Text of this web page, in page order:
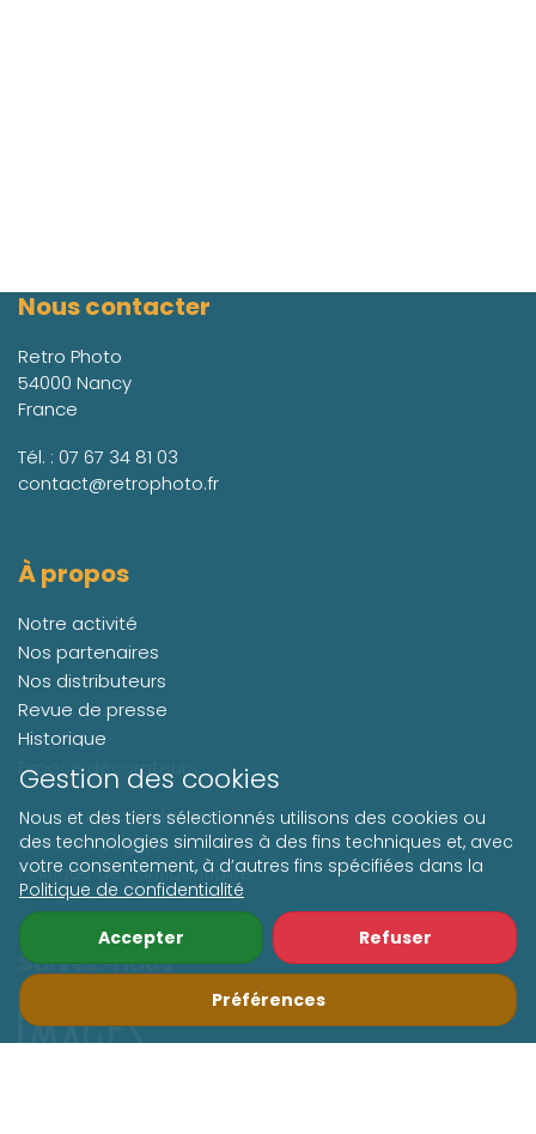
Gestion des cookies
Nous et des tiers sélectionnés utilisons des cookies ou
des technologies similaires à des fins techniques et, avec
votre consentement, à d’autres fins spécifiées dans la
Politique de confidentialité
Accepter
Refuser
Préférences
Nous contacter
Retro Photo
54000 Nancy
France
Tél. : 07 67 34 81 03
contact@retrophoto.fr
À propos
Notre activité
Nos partenaires
Nos distributeurs
Revue de presse
Historique
Espace décorateurs
Nos conditions de vente
Mentions Légales
Politique de confidentialité
Suivez-nous